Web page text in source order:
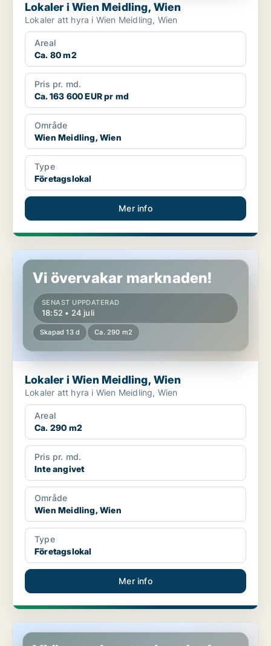
Lokaler i Wien Meidling, Wien
Lokaler att hyra i Wien Meidling, Wien
Areal
Ca. 80 m2
Pris pr. md.
Ca. 163 600 EUR pr md
Område
Wien Meidling, Wien
Type
Företagslokal
Mer info
Lokaler i Wien Meidling, Wien
Vi övervakar marknaden!
SENAST UPPDATERAD
18:52 • 24 juli
Skapad 13 d Ca. 290 m2
Lokaler i Wien Meidling, Wien
Lokaler att hyra i Wien Meidling, Wien
Areal
Ca. 290 m2
Pris pr. md.
Inte angivet
Område
Wien Meidling, Wien
Type
Företagslokal
Mer info
Kontor i Wien Meidling, Wien